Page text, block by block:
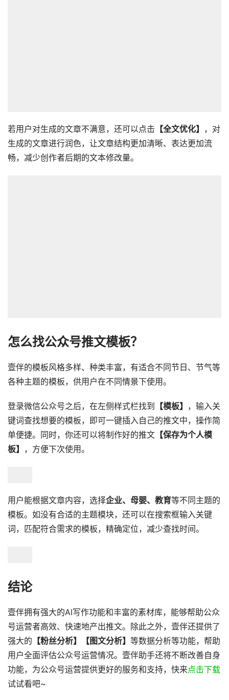
若用户对生成的文章不满意，还可以点击 【全文优化】
，对
生成的文章进行润色，让文章结构更加清晰、表达更加流
畅，减少创作者后期的文本修改量。
怎么找公众号推文模板？
壹伴的模板风格多样、种类丰富，有适合不同节日、节气等
各种主题的模板，供用户在不同情景下使用。
登录微信公众号之后，在左侧样式栏找到 【模板】
，输入关
键词查找想要的模板，即可一键插入自己的推文中，操作简
单便捷。同时，你还可以将制作好的推文 【保存为个人模
板】
，方便下次使用。
用户能根据文章内容，选择企业、母婴、教育等不同主题的
模板。如没有合适的主题模块，还可以在搜索框输入关键
词，匹配符合需求的模板，精确定位，减少查找时间。
结论
壹伴拥有强大的AI写作功能和丰富的素材库，能够帮助公众
号运营者高效、快速地产出推文。除此之外，壹伴还提供了
强大的 【粉丝分析】【图文分析】 等数据分析等功能，帮助
用户全面评估公众号运营情况。壹伴助手还将不断改善自身
功能，为公众号运营提供更好的服务和支持，快来点击下载
试试看吧~